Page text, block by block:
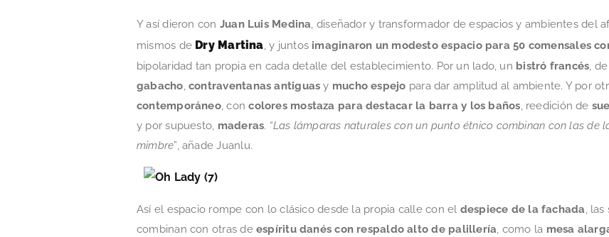
Y así dieron con Juan Luis Medina, diseñador y transformador de espacios y ambientes del
mismos de Dry Martina, y juntos imaginaron un modesto espacio para 50 comensales
bipolaridad tan propia en cada detalle del establecimiento. Por un lado, un bistró francés,
gabacho,contraventanas antiguas y mucho espejo para dar amplitud al ambiente. Y por
contemporáneo, concolores mostaza para destacar la barra y los baños, reedición de
y por supuesto, maderas. “Las lámparas naturales con un punto étnico combinan con las de
mimbre”, añade Juanlu.
Así el espacio rompe con lo clásico desde la propia calle con el despiece de la fachada, las
combinan con otras de espíritu danés con respaldo alto de palillería, como la mesa